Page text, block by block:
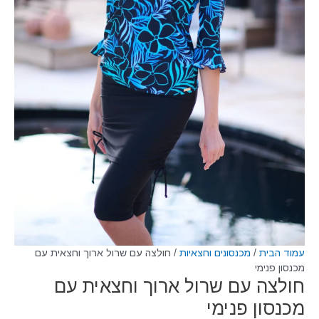
עמוד הבית / מכנסונים וחצאיות / חולצה עם שרול ארוך וחצאית עם
מכנסון פנימי
חולצה עם שרול ארוך וחצאית עם
מכנסון פנימי